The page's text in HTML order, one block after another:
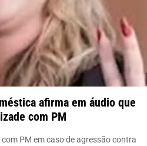
afirma em áudio que
com PM
PM em caso de agressão contra